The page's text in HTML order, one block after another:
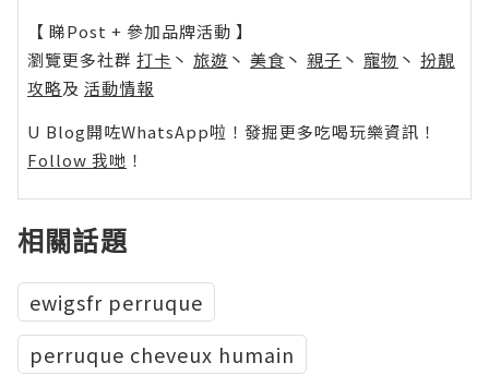
【 睇Post + 參加品牌活動 】
瀏覽更多社群 打卡 丶 旅遊 丶 美食 丶 親子 丶 寵物 丶 扮靚
攻略及 活動情報
U Blog開咗WhatsApp啦！發掘更多吃喝玩樂資訊！
Follow 我哋 ！
相關話題
ewigsfr perruque
perruque cheveux humain